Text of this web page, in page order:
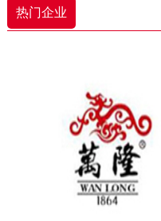
热门企业